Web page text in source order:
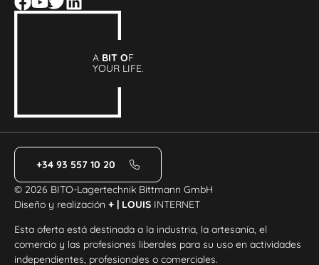
A BIT OF
YOUR LIFE.
+34 93 557 10 20
© 2026 BITO-Lagertechnik Bittmann GmbH
Diseño y realización+ | LOUIS INTERNET
Esta oferta está destinada a la industria, la artesanía, el
comercio y las profesiones liberales para su uso en actividades
independientes, profesionales o comerciales.